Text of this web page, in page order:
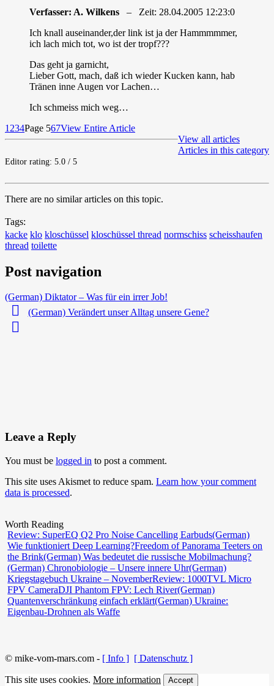
Verfasser: A. Wilkens – Zeit: 28.04.2005 12:23:0
Ich knall auseinander,der link ist ja der Hammmmmer,
ich lach mich tot, wo ist der tropf???
Das geht ja garnicht,
Lieber Gott, mach, daß ich wieder Kucken kann, hab
Tränen inne Augen vor Lachen…
Ich schmeiss mich weg…
1 234Page 567View Entire Article
View all articles
Articles in this category
Editor rating: 5.0 / 5
There are no similar articles on this topic.
Tags:
kacke klo kloschüssel kloschüssel thread normschiss scheisshaufen
thread toilette
Post navigation
(German) Diktator – Was für ein irrer Job!
(German) Verändert unser Alltag unsere Gene?
Leave a Reply
You must be logged in to post a comment.
This site uses Akismet to reduce spam. Learn how your comment
data is processed.
Worth Reading
Review: SuperEQ Q2 Pro Noise Cancelling Earbuds(German)
Wie funktioniert Deep Learning?Freedom of Panorama Teeters on
the Brink(German) Was bedeutet die russische Mobilmachung?
(German) Chronobiologie – Unsere innere Uhr(German)
Kriegstagebuch Ukraine – NovemberReview: 1000TVL Micro
FPV CameraDJI Phantom FPV: Lech River(German)
Quantenverschränkung einfach erklärt(German) Ukraine:
Eigenbau-Drohnen als Waffe
© mike-vom-mars.com - [ Info ] [ Datenschutz ]
This site uses cookies. More information Accept